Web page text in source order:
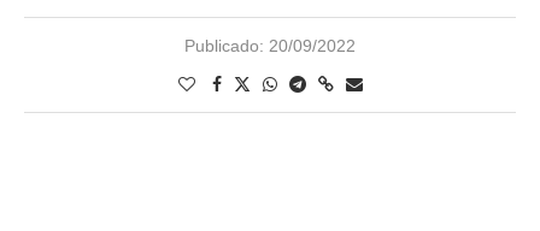
Publicado: 20/09/2022